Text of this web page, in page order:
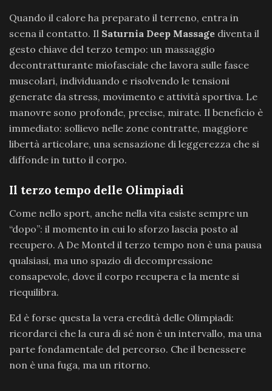
Quando il calore ha preparato il terreno, entra in
scena il contatto. Il Saturnia Deep Massage diventa il
gesto chiave del terzo tempo: un massaggio
decontratturante miofasciale che lavora sulle fasce
muscolari, individuando e risolvendo le tensioni
generate da stress, movimento e attività sportiva. Le
manovre sono profonde, precise, mirate. Il beneficio è
immediato: sollievo nelle zone contratte, maggiore
libertà articolare, una sensazione di leggerezza che si
diffonde in tutto il corpo.
Il terzo tempo delle Olimpiadi
Come nello sport, anche nella vita esiste sempre un
“dopo”: il momento in cui lo sforzo lascia posto al
recupero. A De Montel il terzo tempo non è una pausa
qualsiasi, ma uno spazio di decompressione
consapevole, dove il corpo recupera e la mente si
riequilibra.
Ed è forse questa la vera eredità delle Olimpiadi:
ricordarci che la cura di sé non è un intervallo, ma una
parte fondamentale del percorso. Che il benessere
non è una fuga, ma un ritorno.